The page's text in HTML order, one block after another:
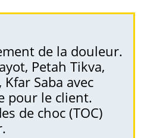
de la douleur.
Petah Tikva,
Saba avec
pour le client.
de choc (TOC)